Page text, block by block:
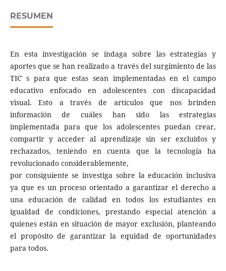
RESUMEN
En esta investigación se indaga sobre las estrategias y
aportes que se han realizado a través del surgimiento de las
TIC ́s para que estas sean implementadas en el campo
educativo enfocado en adolescentes con discapacidad
visual. Esto a través de artículos que nos brinden
información de cuáles han sido las estrategias
implementada para que los adolescentes puedan crear,
compartir y acceder al aprendizaje sin ser excluidos y
rechazados, teniendo en cuenta que la tecnología ha
revolucionado considerablemente,
por consiguiente se investiga sobre la educación inclusiva
ya que es un proceso orientado a garantizar el derecho a
una educación de calidad en todos los estudiantes en
igualdad de condiciones, prestando especial atención a
quienes están en situación de mayor exclusión, planteando
el propósito de garantizar la equidad de oportunidades
para todos.